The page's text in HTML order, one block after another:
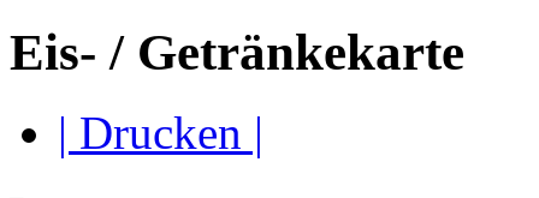
Eis- / Getränkekarte
| Drucken |